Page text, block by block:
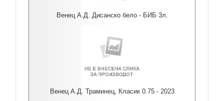
Венец А.Д. Дисанско бело - БИБ 3л.
Венец А.Д. Траминец, Класик 0.75 - 2023